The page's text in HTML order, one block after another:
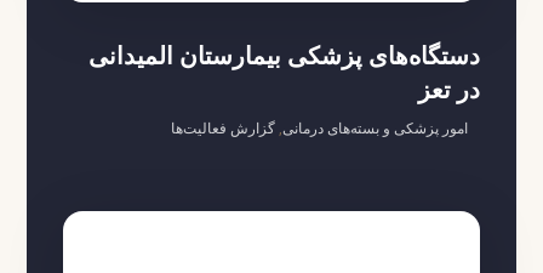
دستگاه‌های پزشکی بیمارستان المیدانی
در تعز
امور پزشکی و بسته‌های درمانی ,گزارش فعالیت‌ها